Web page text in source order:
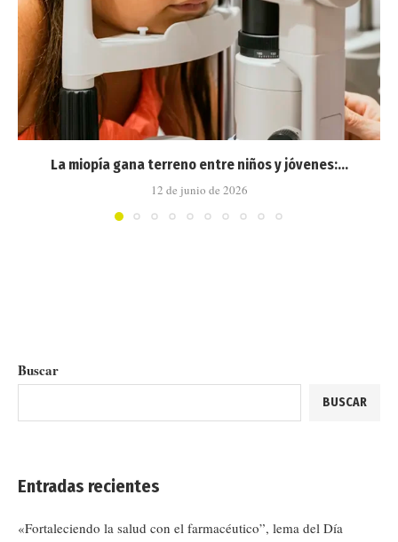
La miopía gana terreno entre niños y jóvenes:...
12 de junio de 2026
Buscar
BUSCAR
Entradas recientes
«Fortaleciendo la salud con el farmacéutico”, lema del Día